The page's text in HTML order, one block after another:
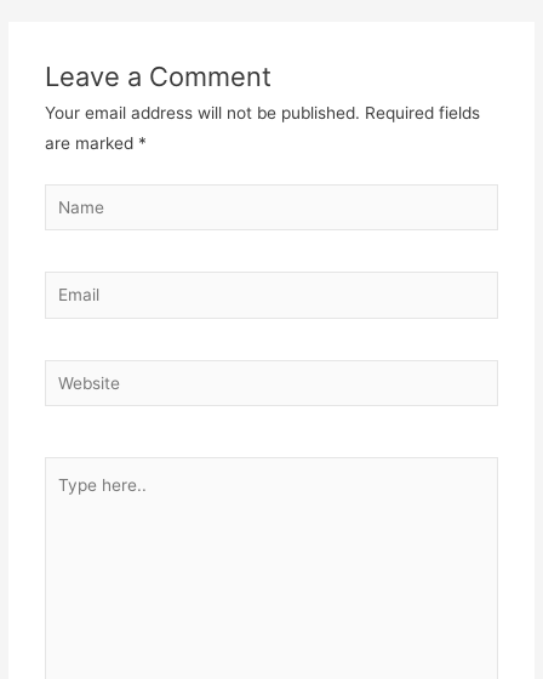
Leave a Comment
Your email address will not be published. Required fields
are marked *
Name
Email
Website
here..